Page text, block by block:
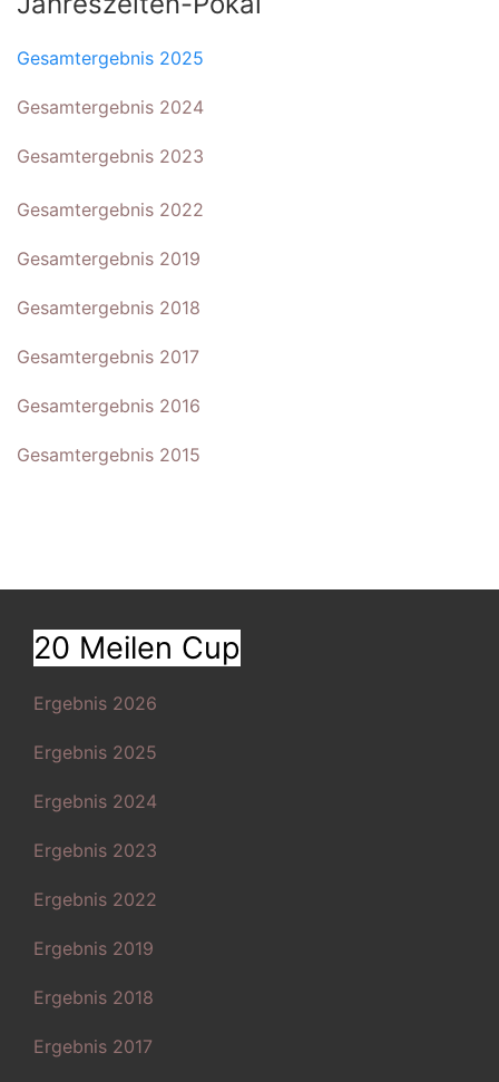
Gesamtergebnis 2025
Gesamtergebnis 2024
Gesamtergebnis 2023
Gesamtergebnis 2022
Gesamtergebnis 2019
Gesamtergebnis 2018
Gesamtergebnis 2017
Gesamtergebnis 2016
Gesamtergebnis 2015
20 Meilen Cup
Ergebnis 2026
Ergebnis 2025
Ergebnis 2024
Ergebnis 2023
Ergebnis 2022
Ergebnis 2019
Ergebnis 2018
Ergebnis 2017